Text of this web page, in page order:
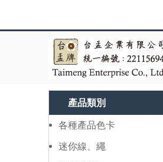
產品類別
各種產品色卡
迷你線、繩